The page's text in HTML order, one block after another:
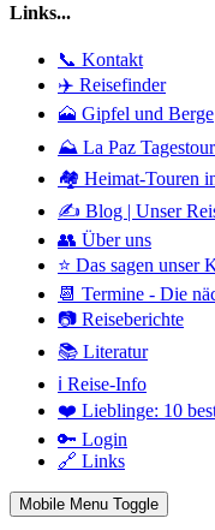
Links...
📞 Kontakt
✈️ Reisefinder
🗻 Gipfel und Berge
⛰️ La Paz
🏘️ Heimat-Touren
✍️ Blog | Unser
👥 Über uns
⭐ Das sagen unser
📆 Termine - Die
📷 Reiseberichte
📚 Literatur
ℹ️ Reise-Info
❤️ Lieblinge: 10
🔑 Login
🔗 Links
Mobile Menu Toggle